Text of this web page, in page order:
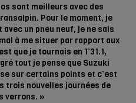
sont meilleurs avec des
Pour le moment, je
un pneu neuf, je ne sais
à me situer par rapport aux
que je tournais en 1’31.1,
tout je pense que Suzuki
sur certains points et c’est
trois nouvelles journées de
verrons. »